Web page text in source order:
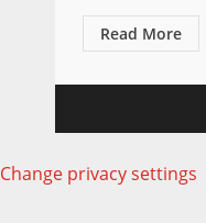
Read More
Change privacy settings